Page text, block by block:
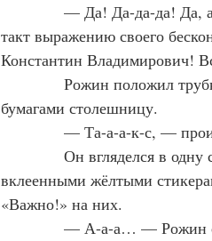
— Да! Да-да-да! Да,
такт выражению своего
Константин Владимирович!
Рожин положил
бумагами столешницу.
— Та-а-а-к-с, —
Он вгляделся в одну
вклеенными жёлтыми
«Важно!» на них.
— А-а-а… — Рожин